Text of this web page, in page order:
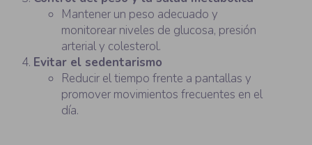
Mantener un peso adecuado y
monitorear niveles de glucosa, presión
arterial y colesterol.
Evitar el sedentarismo
Reducir el tiempo frente a pantallas y
promover movimientos frecuentes en el
día.